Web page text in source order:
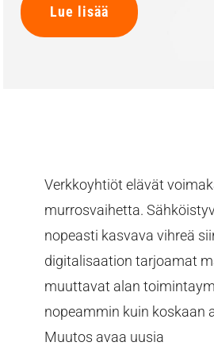
Lue lisää
Verkkoyhtiöt elävät
murrosvaihetta.
nopeasti kasvava vihreä
digitalisaation tarjoamat
muuttavat alan
nopeammin kuin koskaan
Muutos avaa uusia